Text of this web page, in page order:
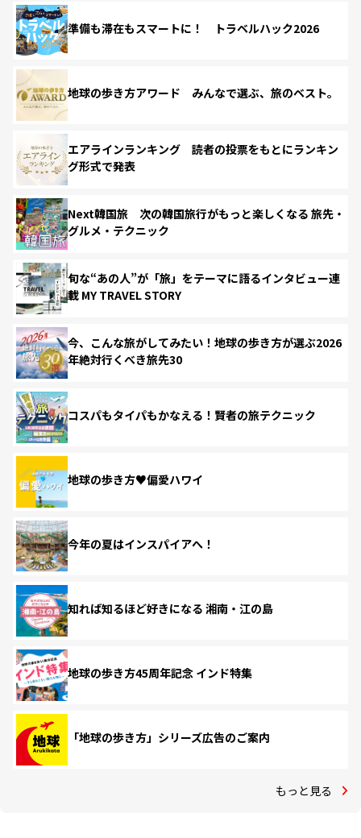
準備も滞在もスマートに！ トラベルハック2026
地球の歩き方アワード みんなで選ぶ、旅のベスト。
エアラインランキング 読者の投票をもとにランキン
グ形式で発表
Next韓国旅 次の韓国旅行がもっと楽しくなる 旅先・
グルメ・テクニック
旬な“あの人”が「旅」をテーマに語るインタビュー連
載 MY TRAVEL STORY
今、こんな旅がしてみたい！地球の歩き方が選ぶ2026
年絶対行くべき旅先30
コスパもタイパもかなえる！賢者の旅テクニック
地球の歩き方♥偏愛ハワイ
今年の夏はインスパイアへ！
知れば知るほど好きになる 湘南・江の島
地球の歩き方45周年記念 インド特集
「地球の歩き方」シリーズ広告のご案内
もっと見る